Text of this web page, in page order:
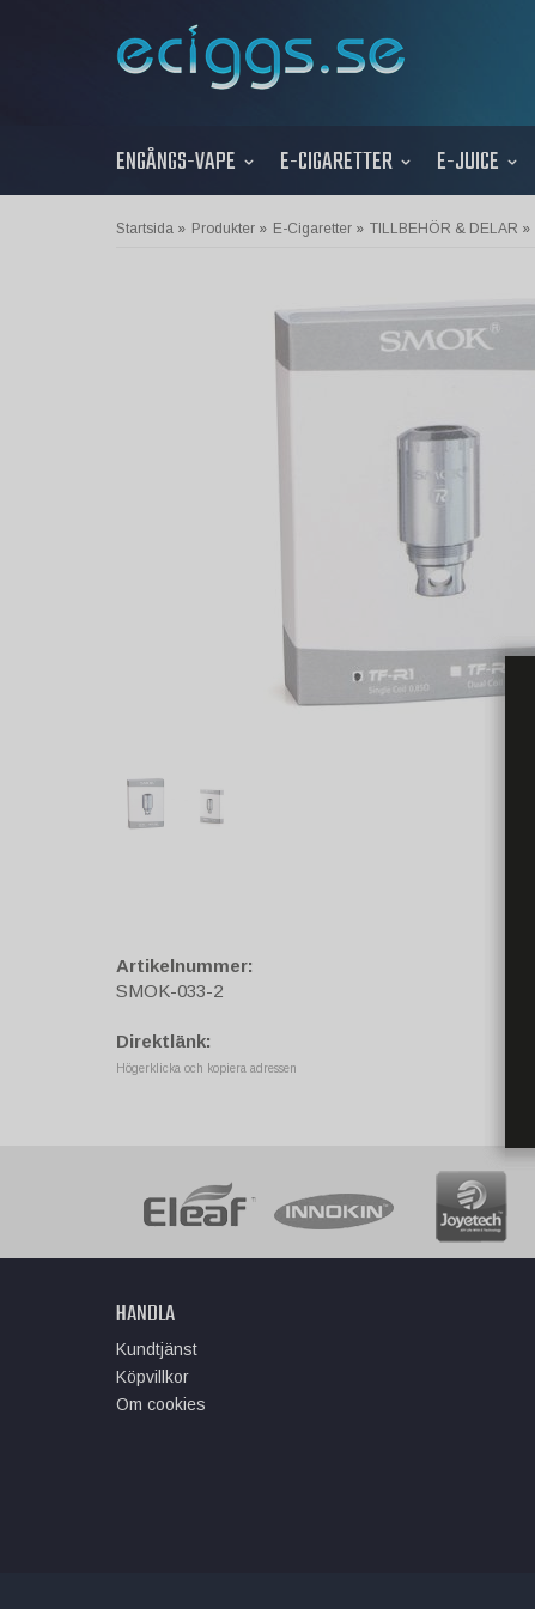
ENGÅNGS-VAPE E-CIGARETTER E-JUICE
Startsida » Produkter » E-Cigaretter » TILLBEHÖR & DELAR »
Artikelnummer:
SMOK-033-2
Direktlänk:
Högerklicka och kopiera adressen
HANDLA
Kundtjänst
Köpvillkor
Om cookies